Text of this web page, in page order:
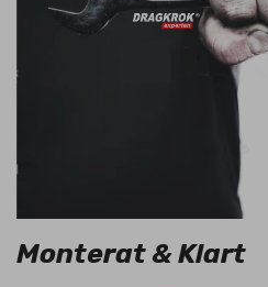
Monterat & Klart